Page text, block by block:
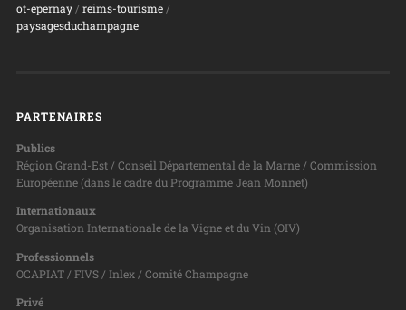
ot-epernay/ reims-tourisme/
paysagesduchampagne
PARTENAIRES
Publics
Région Grand-Est / Conseil Départemental de la Marne / Commission
Européenne (dans le cadre du Programme Jean Monnet)
Internationaux
Organisation Internationale de la Vigne et du Vin (OIV)
Professionnels
OCAPIAT / FIVS / Inlex / Comité Champagne
Privé